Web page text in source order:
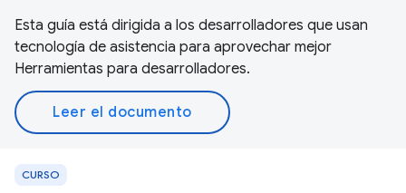
Esta guía está dirigida a los desarrolladores que usan
tecnología de asistencia para aprovechar mejor
Herramientas para desarrolladores.
Leer el documento
CURSO